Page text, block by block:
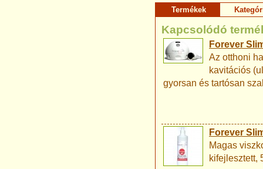
Termékek
Kapcsolódó
Forever
Az otthoni
kavitációs
gyorsan és tartósan
Forever
Magas
kifejlesztett,